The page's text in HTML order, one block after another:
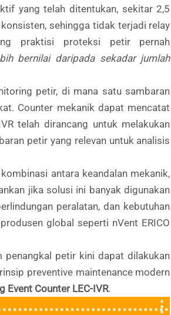
yang telah ditentukan, sekitar 2,5
sehingga tidak terjadi relay
praktisi proteksi petir pernah
bernilai daripada sekadar jumlah
petir, di mana satu sambaran
Counter mekanik dapat mencatat
telah dirancang untuk melakukan
petir yang relevan untuk analisis
antara keandalan mekanik,
jika solusi ini banyak digunakan
peralatan, dan kebutuhan
global seperti nVent ERICO
penangkal petir kini dapat dilakukan
preventive maintenance modern
Event Counter LEC-IVR.